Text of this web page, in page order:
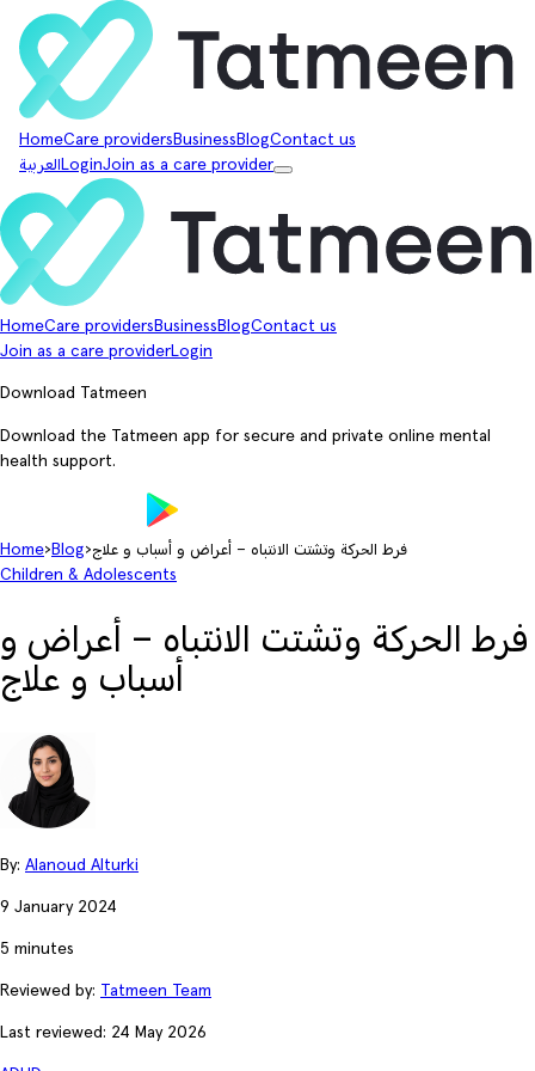
HomeCare providers Business BlogContact us
العربية LoginJoin as a care provider
HomeCare providers Business BlogContact us
Join as a care providerLogin
Download Tatmeen
Download the Tatmeen app for secure and private online mental
health support.
Home› Blog›فرط الحركة وتشتت الانتباه – أعراض و أسباب و علاج
Children & Adolescents
فرط الحركة وتشتت الانتباه – أعراض و
أسباب و علاج
By: Alanoud Alturki
9 January 2024
5 minutes
Reviewed by: Tatmeen Team
Last reviewed: 24 May 2026